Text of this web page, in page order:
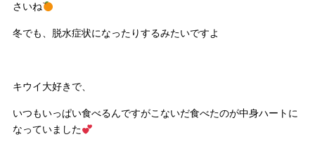
さいね
冬でも、脱水症状になったりするみたいですよ
キウイ大好きで、
いつもいっぱい食べるんですがこないだ食べたのが中身ハートに
なっていました